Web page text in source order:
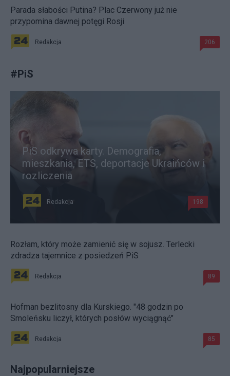
Parada słabości Putina? Plac Czerwony już nie
przypomina dawnej potęgi Rosji
Redakcja 206
#PiS
PiS odkrywa karty. Demografia,
mieszkania, ETS, deportacje Ukraińców i
rozliczenia
Redakcja 198
Rozłam, który może zamienić się w sojusz. Terlecki
zdradza tajemnice z posiedzeń PiS
Redakcja 89
Hofman bezlitosny dla Kurskiego. "48 godzin po
Smoleńsku liczył, których posłów wyciągnąć"
Redakcja 85
Najpopularniejsze